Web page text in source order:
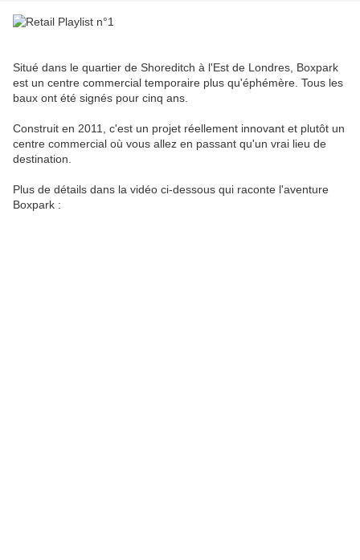
Situé dans le quartier de Shoreditch à l'Est de Londres, Boxpark
est un centre commercial temporaire plus qu'éphémère. Tous les
baux ont été signés pour cinq ans.
Construit en 2011, c'est un projet réellement innovant et plutôt un
centre commercial où vous allez en passant qu'un vrai lieu de
destination.
Plus de détails dans la vidéo ci-dessous qui raconte l'aventure
Boxpark :